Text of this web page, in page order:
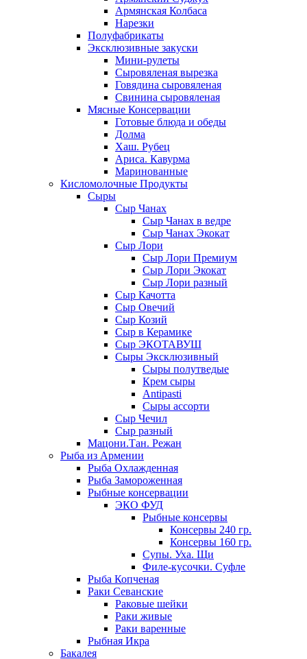
Армянская Колбаса
Нарезки
Полуфабрикаты
Эксклюзивные закуски
Мини-рулеты
Сыровяленая вырезка
Говядина сыровяленая
Свинина сыровяленая
Мясные Консервации
Готовые блюда и обеды
Долма
Хаш. Рубец
Ариса. Кавурма
Маринованные
Кисломолочные Продукты
Сыры
Сыр Чанах
Сыр Чанах в ведре
Сыр Чанах Экокат
Сыр Лори
Сыр Лори Премиум
Сыр Лори Экокат
Сыр Лори разный
Сыр Качотта
Сыр Овечий
Сыр Козий
Сыр в Керамике
Сыр ЭКОТАВУШ
Сыры Эксклюзивный
Сыры полутведые
Крем сыры
Antipasti
Сыры ассорти
Сыр Чечил
Сыр разный
Мацони.Тан. Режан
Рыба из Армении
Рыба Охлажденная
Рыба Замороженная
Рыбные консервации
ЭКО ФУД
Рыбные консервы
Консервы 240 гр.
Консервы 160 гр.
Супы. Уха. Щи
Филе-кусочки. Суфле
Рыба Копченая
Раки Севанские
Раковые шейки
Раки живые
Раки варенные
Рыбная Икра
Бакалея